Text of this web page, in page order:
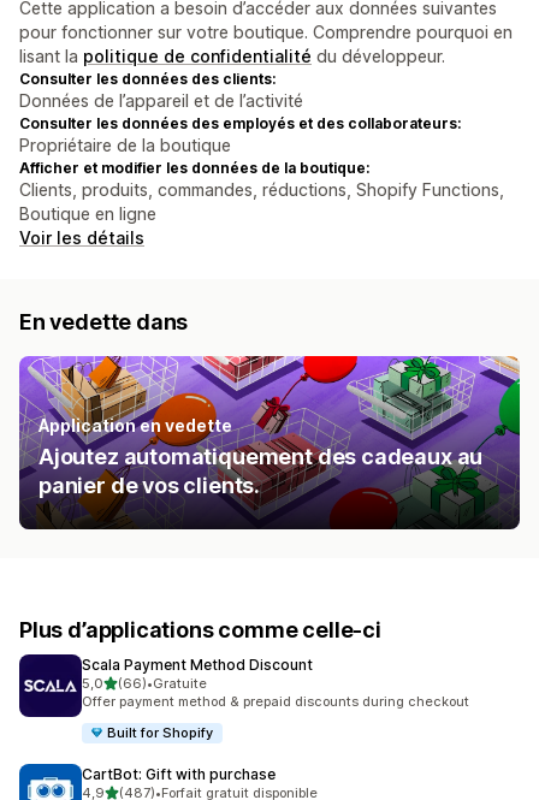
Cette application a besoin d’accéder aux données suivantes
pour fonctionner sur votre boutique. Comprendre pourquoi en
lisant la politique de confidentialité du développeur.
Consulter les données des clients:
Données de l’appareil et de l’activité
Consulter les données des employés et des collaborateurs:
Propriétaire de la boutique
Afficher et modifier les données de la boutique:
Clients, produits, commandes, réductions, Shopify Functions,
Boutique en ligne
Voir les détails
En vedette dans
Application en vedette
Ajoutez automatiquement des cadeaux au
panier de vos clients.
Plus d’applications comme celle-ci
Scala Payment Method Discount
5,0étoile(s) sur 5
(66)
66 avis au total
•Gratuite
Offer payment method & prepaid discounts during checkout
Built for Shopify
CartBot: Gift with purchase
4,9étoile(s) sur 5
(487)•Forfait gratuit disponible